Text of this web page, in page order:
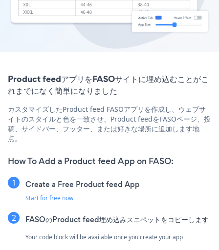
Product feedアプリをFASOサイトに埋め込むことがこ
れまでになく簡単になりました
カスタマイズしたProduct feed FASOアプリを作成し、ウェブサ
イトのスタイルと色を一致させ、Product feedをFASOページ、投
稿、サイドバー、フッター、または好きな場所に追加します地
点。
How To Add a Product feed App on FASO:
Create a Free Product feed App
Start for free now
FASOのProduct feed埋め込みスニペットをコピーします
Your code block will be available once you create your app